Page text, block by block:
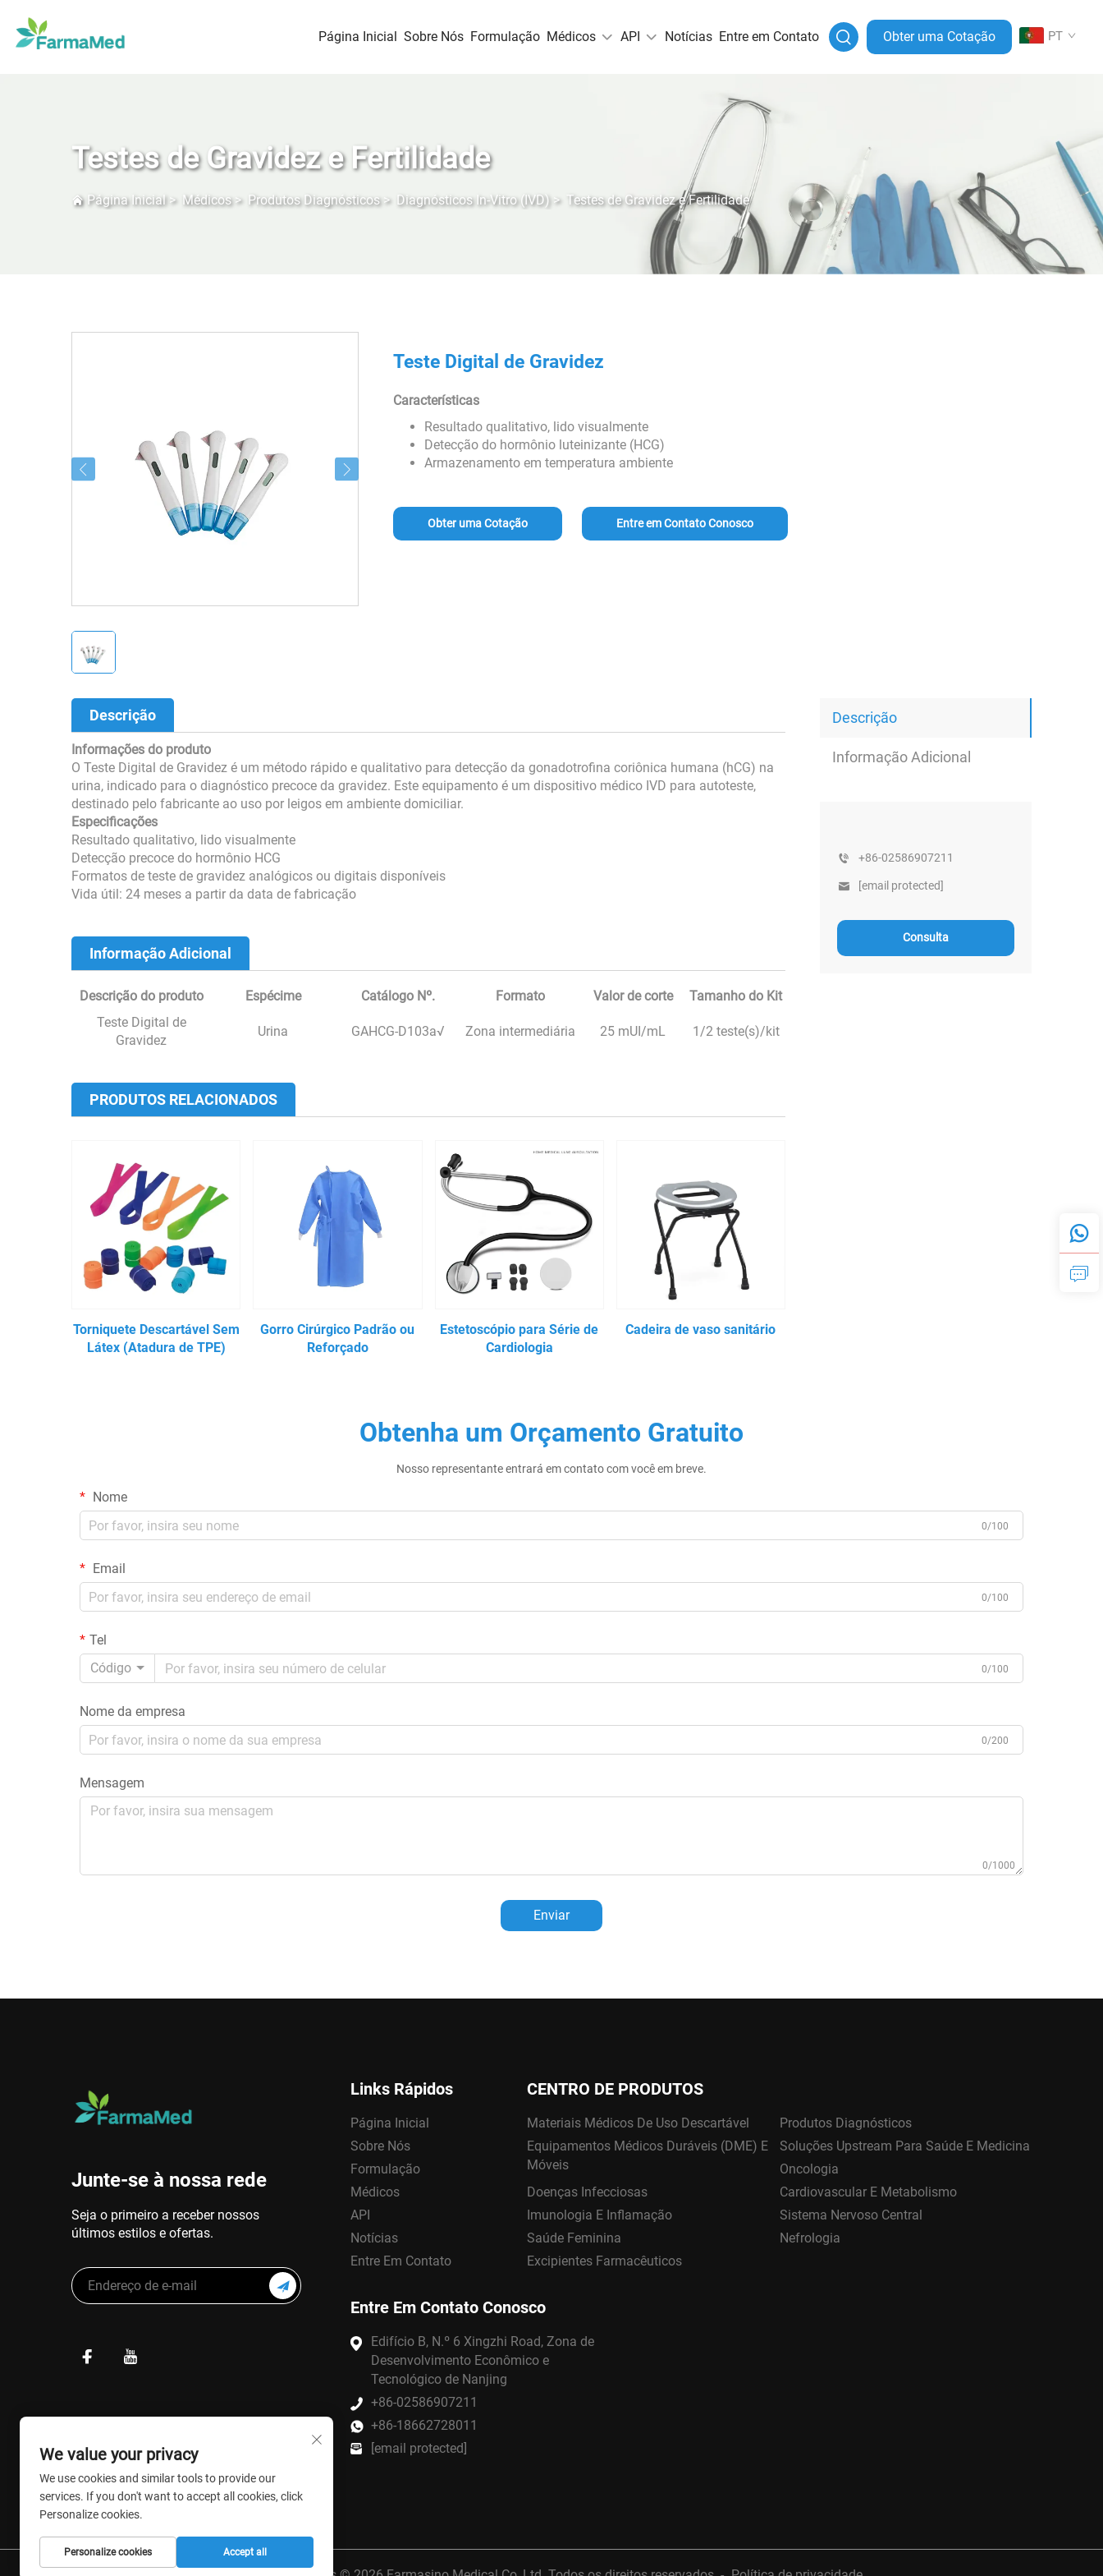
Página Inicial Sobre Nós Formulação Médicos API Notícias Entre em Contato Obter uma Cotação PT
Testes de Gravidez e Fertilidade
Página Inicial> Médicos> Produtos Diagnósticos> Diagnósticos In-Vitro (IVD)> Testes de Gravidez e Fertilidade
Teste Digital de Gravidez
Características
Resultado qualitativo, lido visualmente
Detecção do hormônio luteinizante (HCG)
Armazenamento em temperatura ambiente
Obter uma Cotação Entre em Contato Conosco
Descrição
Informação Adicional
+86-02586907211
[email protected]
Consulta
Descrição
Informações do produto
O Teste Digital de Gravidez é um método rápido e qualitativo para detecção da gonadotrofina coriônica humana (hCG) na
urina, indicado para o diagnóstico precoce da gravidez. Este equipamento é um dispositivo médico IVD para autoteste,
destinado pelo fabricante ao uso por leigos em ambiente domiciliar.
Especificações
Resultado qualitativo, lido visualmente
Detecção precoce do hormônio HCG
Formatos de teste de gravidez analógicos ou digitais disponíveis
Vida útil: 24 meses a partir da data de fabricação
Informação Adicional
Descrição do produto Espécime Catálogo Nº. Formato Valor de corte
Tamanho do Kit
Teste Digital de
Gravidez
Urina GAHCG-D103a√ Zona intermediária 25 mUI/mL 1/2 teste(s)/kit
PRODUTOS RELACIONADOS
Torniquete Descartável Sem
Látex (Atadura de TPE)
Gorro Cirúrgico Padrão ou
Reforçado
Estetoscópio para Série de
Cardiologia
Cadeira de vaso sanitário
Obtenha um Orçamento Gratuito
Nosso representante entrará em contato com você em breve.
Nome
0/100
Email
0/100
Tel
Código
0/100
Nome da empresa
0/200
Mensagem
0/1000
Enviar
Junte-se à nossa rede
Seja o primeiro a receber nossos
últimos estilos e ofertas.
Links Rápidos
Página Inicial
Sobre Nós
Formulação
Médicos
API
Notícias
Entre Em Contato
CENTRO DE PRODUTOS
Materiais Médicos De Uso Descartável
Produtos Diagnósticos
Equipamentos Médicos Duráveis (DME) E
Móveis
Soluções Upstream Para Saúde E Medicina
Oncologia
Doenças Infecciosas
Cardiovascular E Metabolismo
Imunologia E Inflamação
Sistema Nervoso Central
Saúde Feminina
Nefrologia
Excipientes Farmacêuticos
Entre Em Contato Conosco
Edifício B, N.º 6 Xingzhi Road, Zona de
Desenvolvimento Econômico e
Tecnológico de Nanjing
+86-02586907211
+86-18662728011
[email protected]
We value your privacy
We use cookies and similar tools to provide our
services. If you don't want to accept all cookies, click
Personalize cookies.
Personalize cookies Accept all